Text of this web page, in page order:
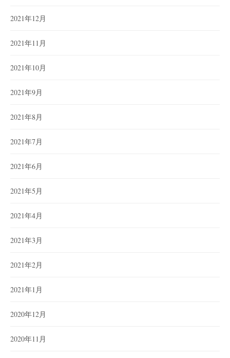
2021年12月
2021年11月
2021年10月
2021年9月
2021年8月
2021年7月
2021年6月
2021年5月
2021年4月
2021年3月
2021年2月
2021年1月
2020年12月
2020年11月